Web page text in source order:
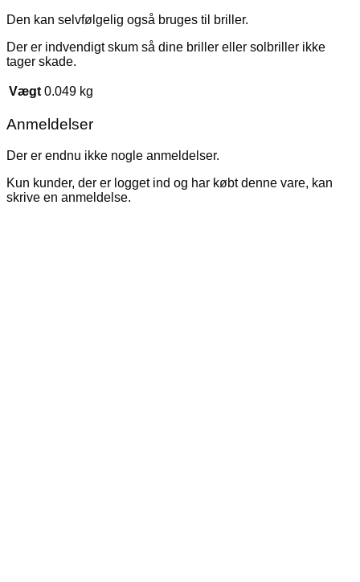
Den kan selvfølgelig også bruges til briller.
Der er indvendigt skum så dine briller eller solbriller ikke
tager skade.
Vægt 0.049 kg
Anmeldelser
Der er endnu ikke nogle anmeldelser.
Kun kunder, der er logget ind og har købt denne vare, kan
skrive en anmeldelse.